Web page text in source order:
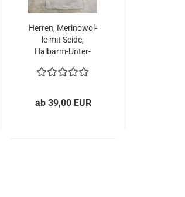
Her­ren, Me­ri­no­wol­
le mit Seide,
Halbarm-​​Un­ter­
ab 39,00 EUR